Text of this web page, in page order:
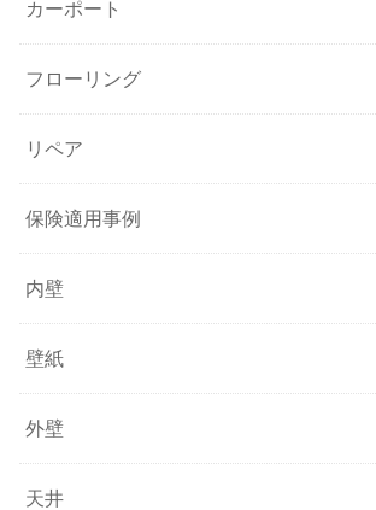
カーポート
フローリング
リペア
保険適用事例
内壁
壁紙
外壁
天井